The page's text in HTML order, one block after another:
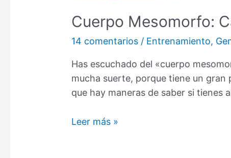
Cuerpo Mesomorfo:
14 comentarios / Entrenamiento,
Has escuchado del «cuerpo
mucha suerte, porque tiene un gran
que hay maneras de saber si tienes
Cuerpo
Leer más »